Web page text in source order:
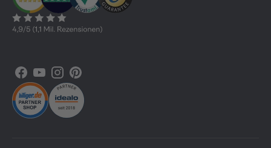
Facebook
YouTubeInstagram
Pinterest